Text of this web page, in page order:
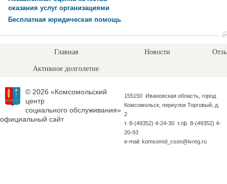
оказания услуг организациями
Бесплатная юридическая помощь
Главная Новости
Активное долголетие
© 2026 «Комсомольский
центр
социального обслуживания»
официальный сайт
155150 Ивановская область, город
Комсомольск, переулок Торговый, д.
2
т. 8-(49352) 4-24-30 т./ф. 8-(49352) 4-
20-93
e-mail: komsomol_cson@ivreg.ru